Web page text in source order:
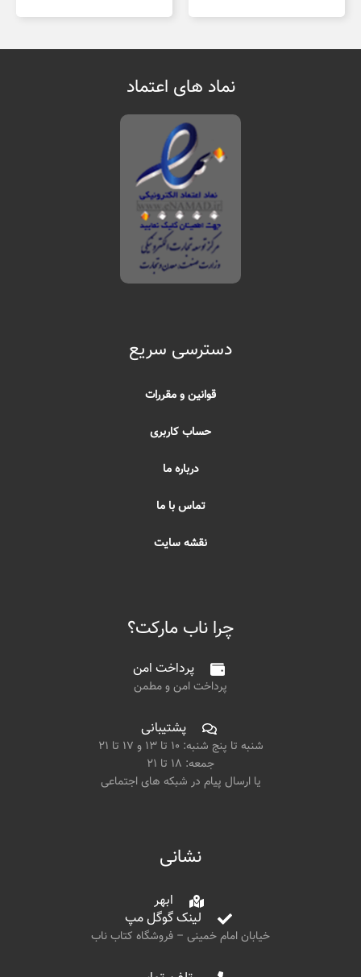
نماد های اعتماد
دسترسی سریع
قوانین و مقررات
حساب کاربری
درباره ما
تماس با ما
نقشه سایت
چرا ناب مارکت؟
پرداخت امن
پرداخت امن و مطمن
پشتیبانی
شنبه تا پنج شنبه: ۱۰ تا ۱۳ و ۱۷ تا ۲۱
جمعه: ۱۸ تا ۲۱
یا ارسال پیام در شبکه های اجتماعی
نشانی
ابهر
لینک گوگل مپ
خیابان امام خمینی – فروشگاه کتاب ناب